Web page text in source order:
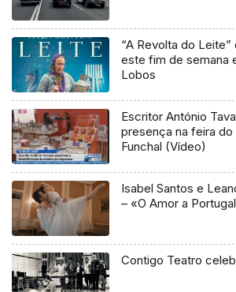
“A Revolta do
este fim de semana
Lobos
Escritor António
presença na feira do
Funchal (Vídeo)
Isabel Santos e
– «O Amor a
Contigo Teatro